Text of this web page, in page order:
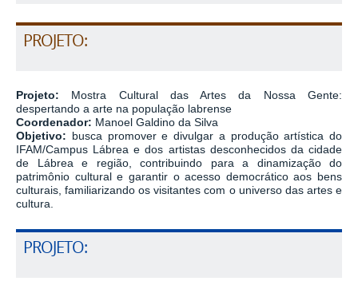
PROJETO:
Projeto: Mostra Cultural das Artes da Nossa Gente:
despertando a arte na população labrense
Coordenador: Manoel Galdino da Silva
Objetivo: busca promover e divulgar a produção artística do
IFAM/Campus Lábrea e dos artistas desconhecidos da cidade
de Lábrea e região, contribuindo para a dinamização do
patrimônio cultural e garantir o acesso democrático aos bens
culturais, familiarizando os visitantes com o universo das artes e
cultura.
PROJETO: